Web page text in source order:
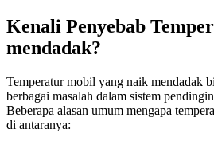
Kenali Penyebab
mendadak?
Temperatur mobil yang naik mendadak
berbagai masalah dalam sistem
Beberapa alasan umum mengapa
di antaranya: